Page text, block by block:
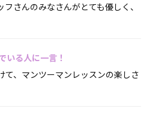
さんのみなさんがとても優しく、
いる人に一言！
て、マンツーマンレッスンの楽しさ